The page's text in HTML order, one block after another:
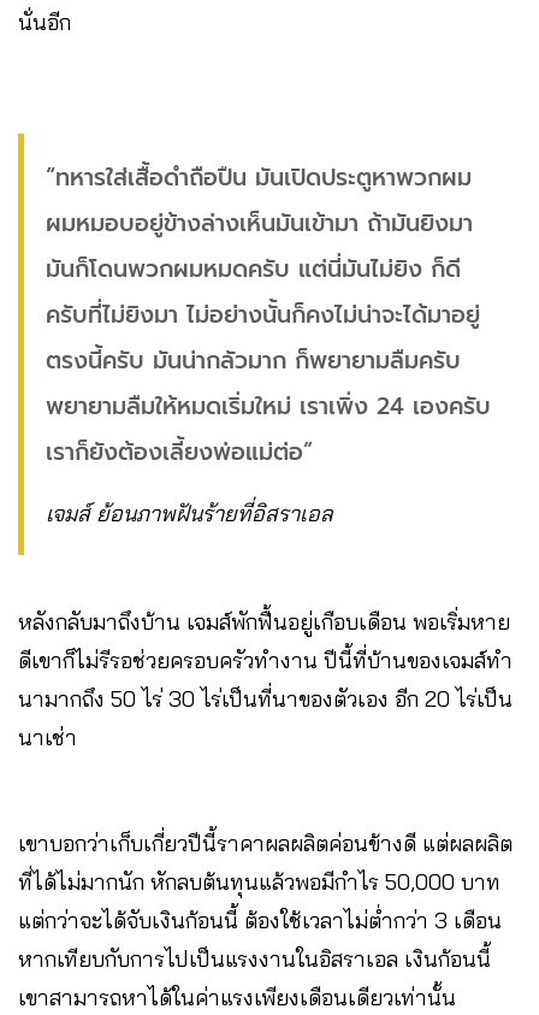
นั่นอีก
“ทหารใส่เสื้อดำถือปืน มันเปิดประตูหาพวกผม
ผมหมอบอยู่ข้างล่างเห็นมันเข้ามา ถ้ามันยิงมา
มันก็โดนพวกผมหมดครับ แต่นี่มันไม่ยิง ก็ดี
ครับที่ไม่ยิงมา ไม่อย่างนั้นก็คงไม่น่าจะได้มาอยู่
ตรงนี้ครับ มันน่ากลัวมาก ก็พยายามลืมครับ
พยายามลืมให้หมดเริ่มใหม่ เราเพิ่ง 24 เองครับ
เราก็ยังต้องเลี้ยงพ่อแม่ต่อ”
เจมส์ ย้อนภาพฝันร้ายที่อิสราเอล
หลังกลับมาถึงบ้าน เจมส์พักฟื้นอยู่เกือบเดือน พอเริ่มหาย
ดีเขาก็ไม่รีรอช่วยครอบครัวทำงาน ปีนี้ที่บ้านของเจมส์ทำ
นามากถึง 50 ไร่ 30 ไร่เป็นที่นาของตัวเอง อีก 20 ไร่เป็น
นาเช่า
เขาบอกว่าเก็บเกี่ยวปีนี้ราคาผลผลิตค่อนข้างดี แต่ผลผลิต
ที่ได้ไม่มากนัก หักลบต้นทุนแล้วพอมีกำไร 50,000 บาท
แต่กว่าจะได้จับเงินก้อนนี้ ต้องใช้เวลาไม่ต่ำกว่า 3 เดือน
หากเทียบกับการไปเป็นแรงงานในอิสราเอล เงินก้อนนี้
เขาสามารถหาได้ในค่าแรงเพียงเดือนเดียวเท่านั้น